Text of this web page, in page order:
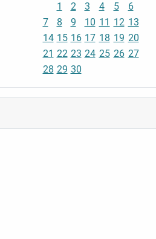
1
2 3 4 5
6
7
8 9 10 11 12 13
14 15 16 17 18 19 20
21 22 23 24 25 26 27
28 29 30